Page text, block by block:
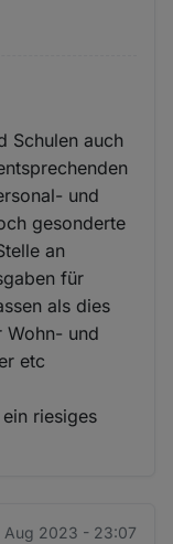
Schulen auch
und
gesonderte
an
für
als dies
Wohn- und
etc
riesiges
Aug 2023 - 23:07